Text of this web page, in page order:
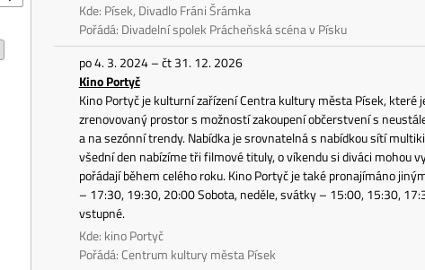
Kde: Písek, Divadlo Fráni Šrámka
Pořádá: Divadelní spolek Prácheňská scéna v Písku
po 4. 3. 2024 – čt 31. 12. 2026
Kino Portyč
Kino Portyč je kulturní zařízení Centra kultury města Písek,
zrenovovaný prostor s možností zakoupení občerstvení s
a na sezónní trendy. Nabídka je srovnatelná s nabídkou sítí
všední den nabízíme tři filmové tituly, o víkendu si diváci mohou
pořádají během celého roku. Kino Portyč je také pronajímáno
– 17:30, 19:30, 20:00 Sobota, neděle, svátky – 15:00, 15:30,
vstupné.
Kde: kino Portyč
Pořádá: Centrum kultury města Písek